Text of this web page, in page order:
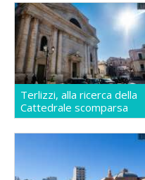
Terlizzi, alla ricerca della
Cattedrale scomparsa